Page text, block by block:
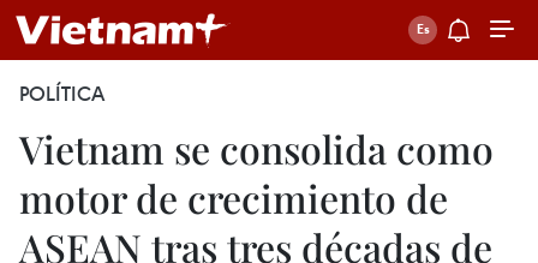
POLÍTICA
Vietnam se consolida como
motor de crecimiento de
ASEAN tras tres décadas de